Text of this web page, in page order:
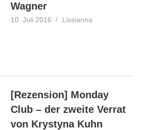
Wagner
10. Juli 2016 LissiannaRezension
[Rezension] Monday
Club – der zweite Verrat
von Krystyna Kuhn